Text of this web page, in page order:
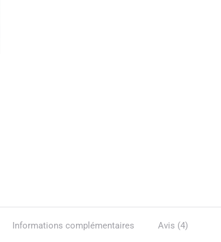
Informations complémentaires Avis (4)